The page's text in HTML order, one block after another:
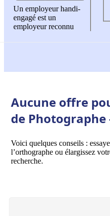
Un employeur handi-
engagé est un
employeur reconnu
Aucune offre
de Photographe
Voici quelques conseils :
l’orthographe ou élargissez
recherche.